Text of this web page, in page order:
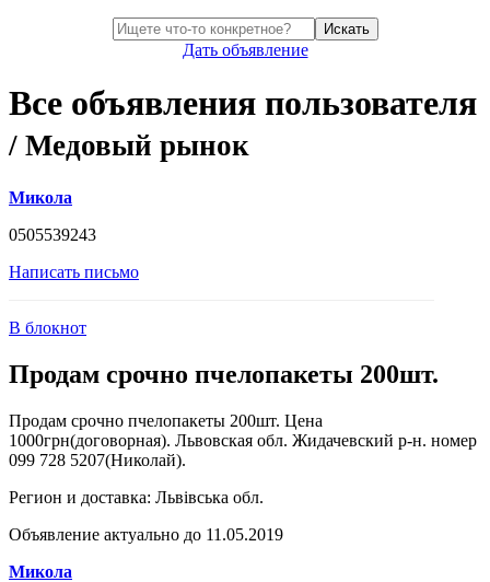
Искать
Дать объявление
Все объявления пользователя
/ Медовый рынок
Микола
0505539243
Написать письмо
В блокнот
Продам срочно пчелопакеты 200шт.
Продам срочно пчелопакеты 200шт. Цена
1000грн(договорная). Львовская обл. Жидачевский р-н. номер
099 728 5207(Николай).
Регион и доставка: Львівська обл.
Объявление актуально до 11.05.2019
Микола